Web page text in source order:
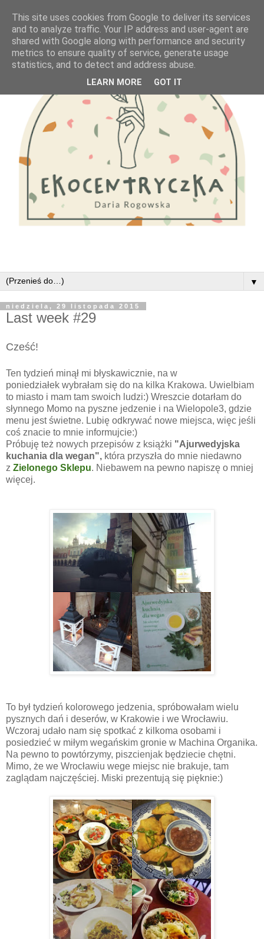
▼
niedziela, 29 listopada 2015
Last week #29
Cześć!
Ten tydzień minął mi błyskawicznie, na w
poniedziałek wybrałam się do na kilka Krakowa. Uwielbiam
to miasto i mam tam swoich ludzi:) Wreszcie dotarłam do
słynnego Momo na pyszne jedzenie i na Wielopole3, gdzie
menu jest świetne. Lubię odkrywać nowe miejsca, więc jeśli
coś znacie to mnie informujcie:)
Próbuję też nowych przepisów z książki "Ajurwedyjska
kuchania dla wegan", która przyszła do mnie niedawno
z Zielonego Sklepu. Niebawem na pewno napiszę o mniej
więcej.
To był tydzień kolorowego jedzenia, spróbowałam wielu
pysznych dań i deserów, w Krakowie i we Wrocławiu.
Wczoraj udało nam się spotkać z kilkoma osobami i
posiedzieć w miłym wegańskim gronie w Machina Organika.
Na pewno to powtórzymy, piszcienjak będziecie chętni.
Mimo, że we Wrocławiu wege miejsc nie brakuje, tam
zaglądam najczęściej. Miski prezentują się pięknie:)
This site uses cookies from Google to deliver its services
and to analyze traffic. Your IP address and user-agent are
shared with Google along with performance and security
metrics to ensure quality of service, generate usage
statistics, and to detect and address abuse.
LEARN MORE GOT IT